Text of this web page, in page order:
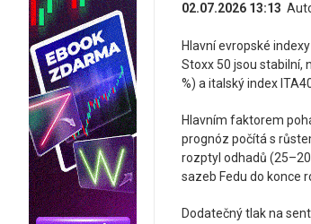
02.07.2026 13:13
Hlavní evropské
Stoxx 50 jsou stabilní,
%) a italský index
Hlavním faktorem
prognóz počítá s
rozptyl odhadů
sazeb Fedu do konce
Dodatečný tlak na